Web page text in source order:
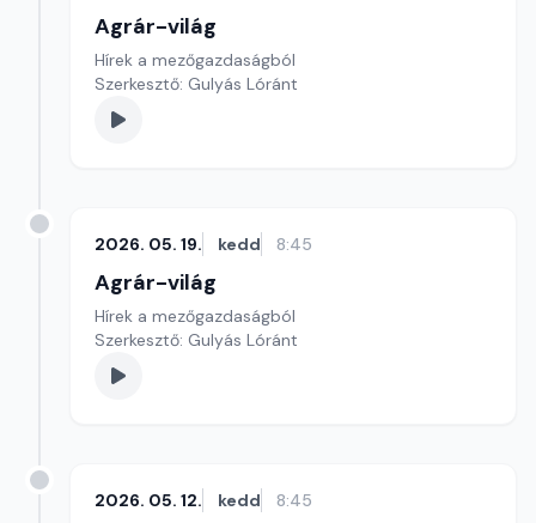
Agrár-világ
Hírek a mezőgazdaságból
Szerkesztő: Gulyás Lóránt
2026. 05. 19. kedd 8:45
Agrár-világ
Hírek a mezőgazdaságból
Szerkesztő: Gulyás Lóránt
2026. 05. 12. kedd 8:45